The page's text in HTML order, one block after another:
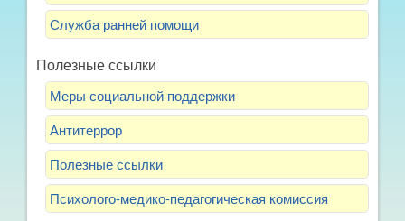
Служба ранней помощи
Полезные ссылки
Меры социальной поддержки
Антитеррор
Полезные ссылки
Психолого-медико-педагогическая комиссия